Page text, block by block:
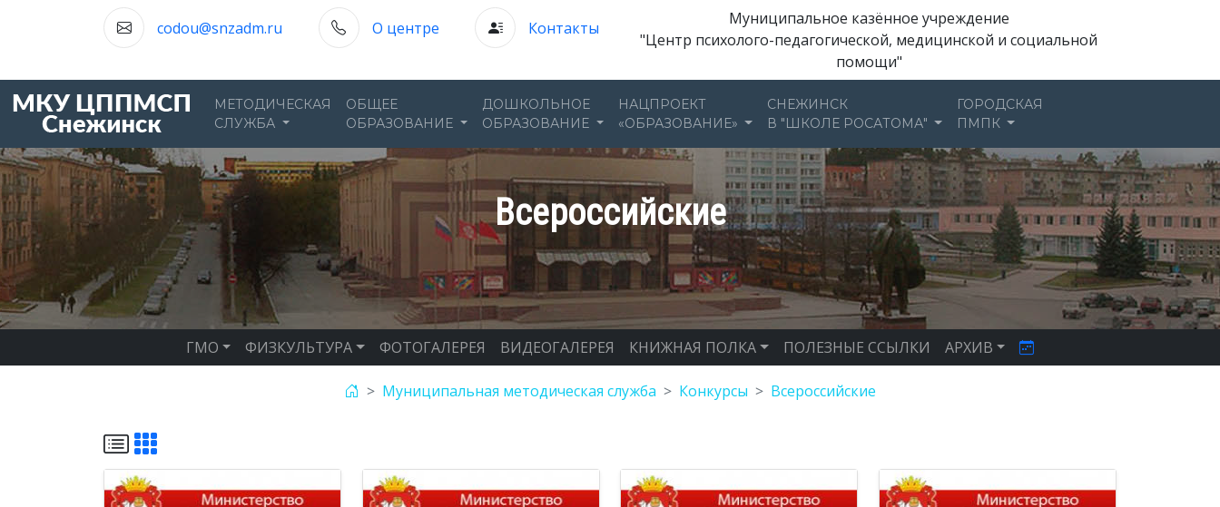
codou@snzadm.ru О центре Контакты
Муниципальное казённое учреждение
"Центр психолого-педагогической, медицинской и социальной
помощи"
МЕТОДИЧЕСКАЯ
СЛУЖБА
ОБЩЕЕ
ОБРАЗОВАНИЕ
ДОШКОЛЬНОЕ
ОБРАЗОВАНИЕ
НАЦПРОЕКТ
«ОБРАЗОВАНИЕ»
СНЕЖИНСК
В "ШКОЛЕ РОСАТОМА"
ГОРОДСКАЯ
ПМПК
Всероссийские
ГМО ФИЗКУЛЬТУРА ФОТОГАЛЕРЕЯ ВИДЕОГАЛЕРЕЯ КНИЖНАЯ ПОЛКА ПОЛЕЗНЫЕ ССЫЛКИ АРХИВ
Муниципальная методическая служба Конкурсы Всероссийские